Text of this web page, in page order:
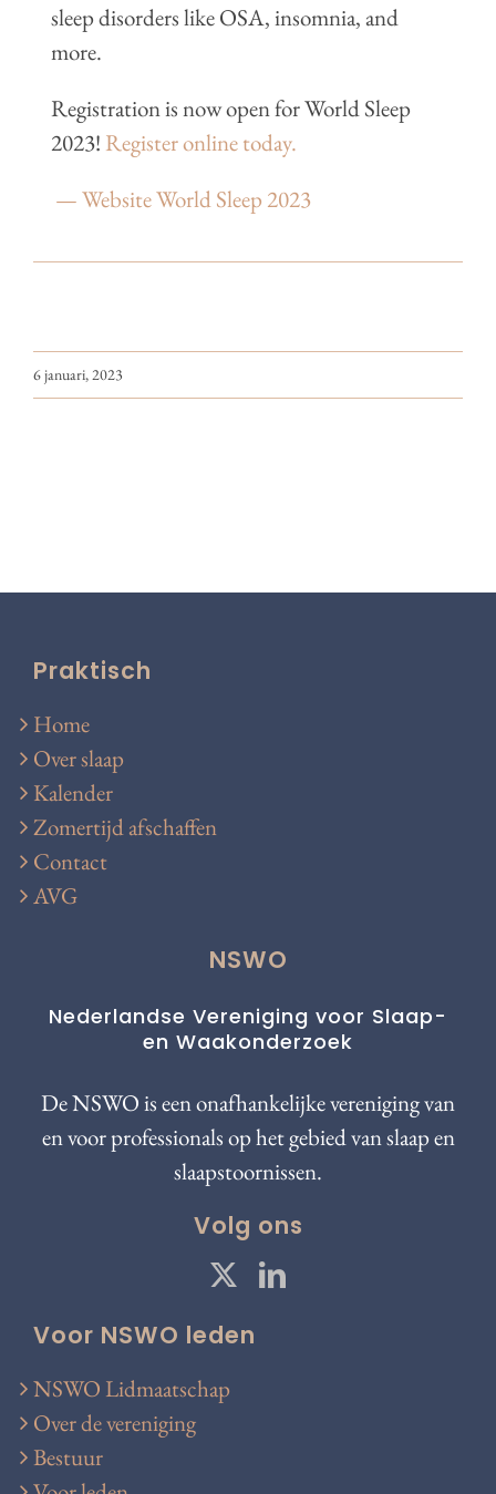
sleep disorders like OSA, insomnia, and
more.
Registration is now open for World Sleep
2023! Register online today.
— Website World Sleep 2023
6 januari, 2023
Praktisch
Home
Over slaap
Kalender
Zomertijd afschaffen
Contact
AVG
NSWO
Nederlandse Vereniging voor Slaap-
en Waakonderzoek
De NSWO is een onafhankelijke vereniging van
en voor professionals op het gebied van slaap en
slaapstoornissen.
Volg ons
Voor NSWO leden
NSWO Lidmaatschap
Over de vereniging
Bestuur